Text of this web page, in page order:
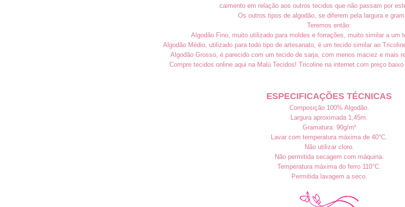
caimento em relação aos outros tecidos que não passam por
Os outros tipos de algodão, se diferem pela largura e
Teremos então:
Algodão Fino, muito utilizado para moldes e forrações, muito similar a um
Algodão Médio, utilizado para todo tipo de artesanato, é um tecido similar ao
Algodão Grosso, é parecido com um tecido de sarja, com menos maciez e mais
Compre tecidos online aqui na Malú Tecidos! Tricoline na internet com preço
ESPECIFICAÇÕES TÉCNICAS
Composição 100% Algodão.
Largura aproximada 1,45m.
Gramatura: 90g/m²
Lavar com temperatura máxima de 40°C.
Não utilizar cloro.
Não permitida secagem com máquina.
Temperatura máxima do ferro 110°C.
Permitida lavagem a seco.